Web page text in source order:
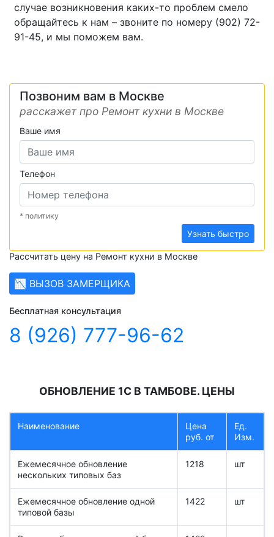
случае возникновения каких-то проблем смело
обращайтесь к нам – звоните по номеру (902) 72-
91-45, и мы поможем вам.
Позвоним вам в Москве
расскажет про Ремонт кухни в Москве
Ваше имя
Телефон
* политику
Узнать быстро
Рассчитать цену на Ремонт кухни в Москве
📉 ВЫЗОВ ЗАМЕРЩИКА
Бесплатная консультация
8 (926) 777-96-62
ОБНОВЛЕНИЕ 1С В ТАМБОВЕ. ЦЕНЫ
Наименование
Цена
руб. от
Ед.
Изм.
Ежемесячное обновление
нескольких типовых баз
1218 шт
Ежемесячное обновление одной
типовой базы
1422 шт